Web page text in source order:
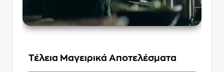
Τέλεια Μαγειρικά Αποτελέσματα